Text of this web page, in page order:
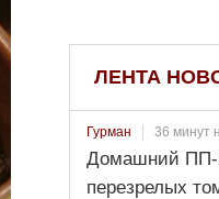
ЛЕНТА
Гурман 36 минут
Домашний ПП-
перезрелых